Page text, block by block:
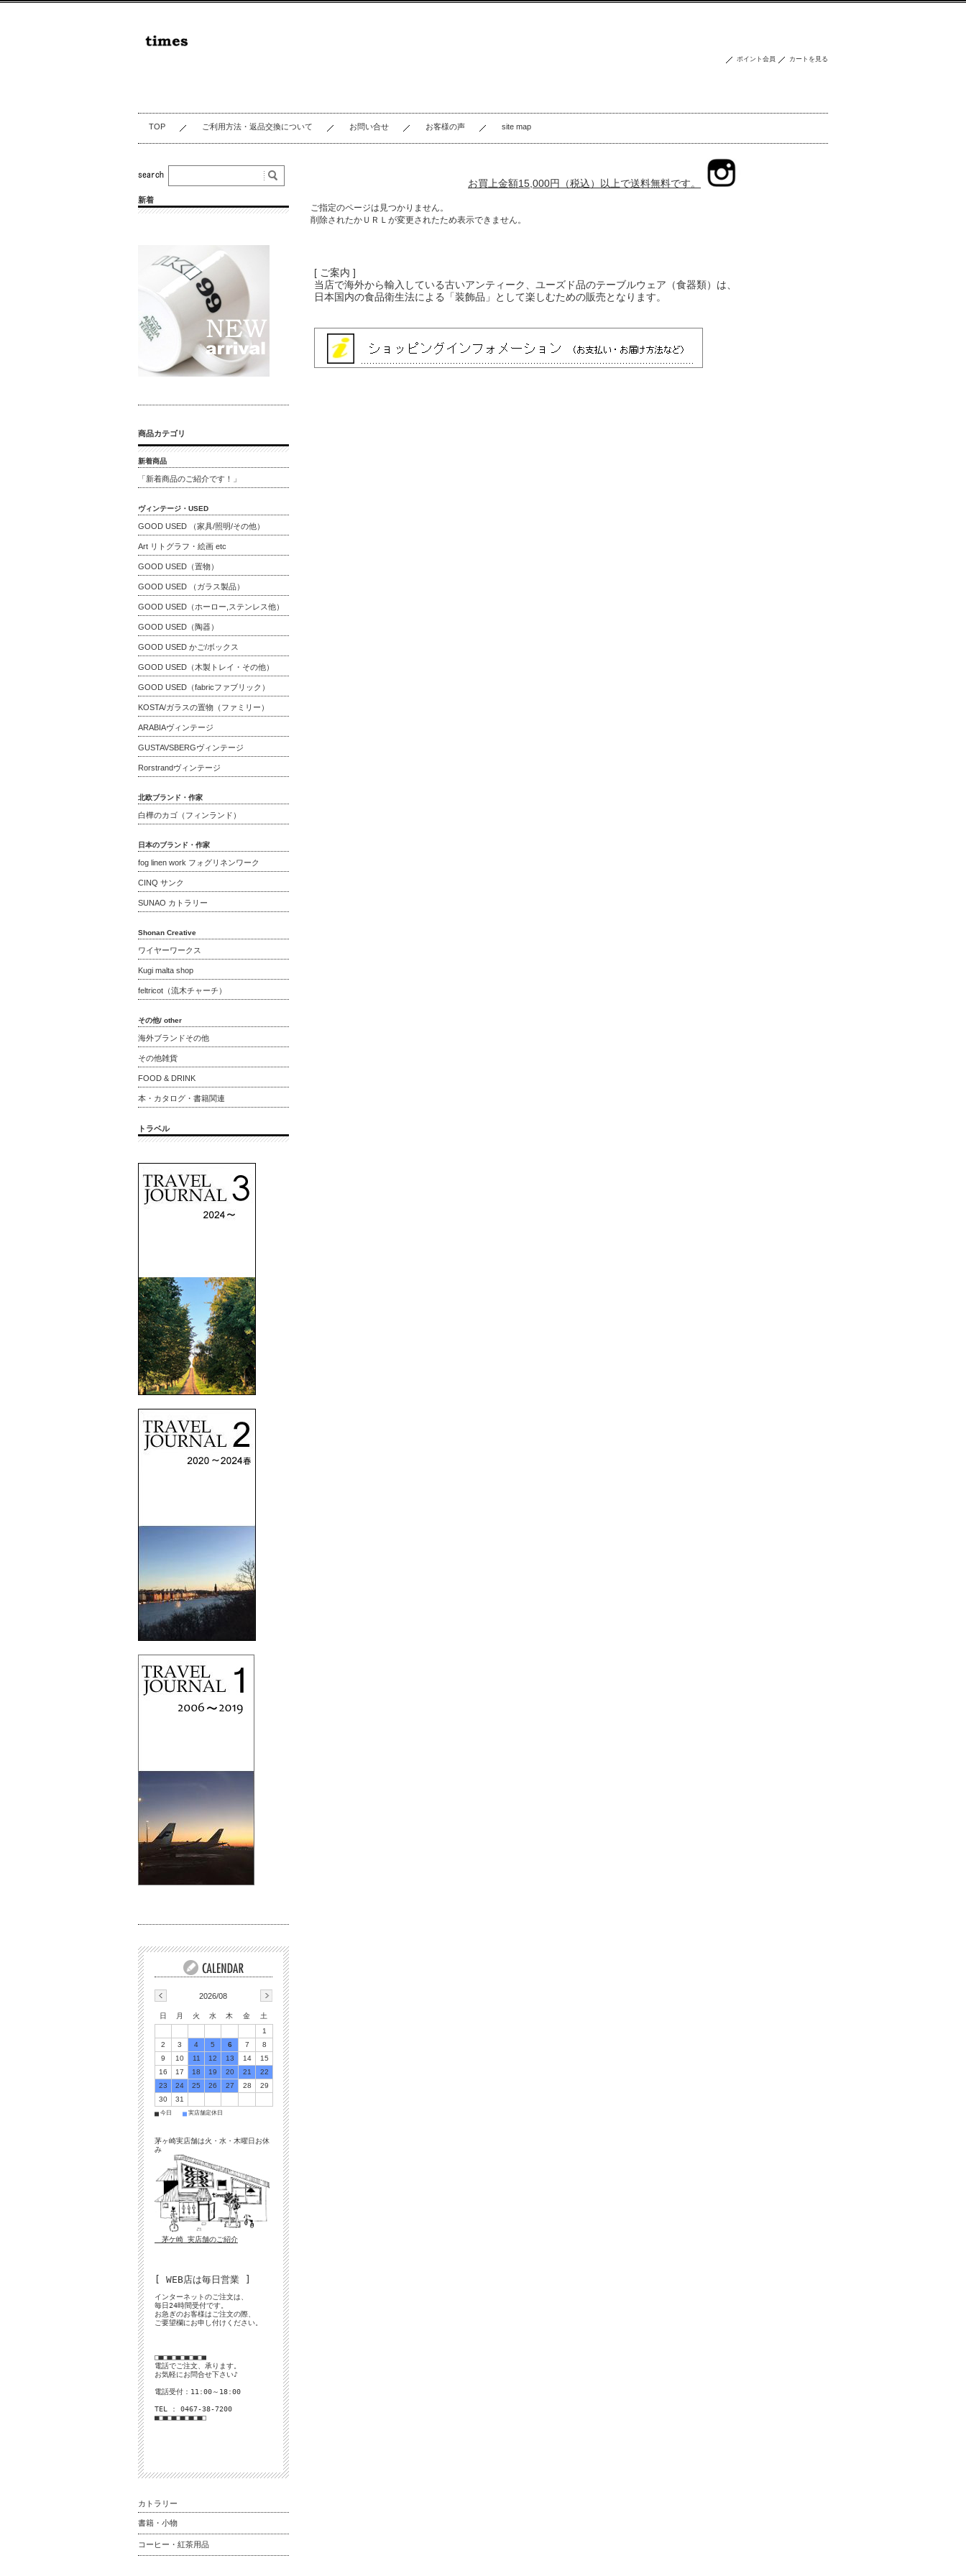
ポイント会員 カートを見る
TOP ご利用方法・返品交換について お問い合せ お客様の声 site map
お買上金額15,000円（税込）以上で送料無料です。
ご指定のページは見つかりません。
削除されたかＵＲＬが変更されたため表示できません。
[ ご案内 ]
当店で海外から輸入している古いアンティーク、ユーズド品のテーブルウェア（食器類）は、
日本国内の食品衛生法による「装飾品」として楽しむための販売となります。
新着
商品カテゴリ
新着商品
「新着商品のご紹介です！」
ヴィンテージ・USED
GOOD USED （家具/照明/その他）
Art リトグラフ・絵画 etc
GOOD USED（置物）
GOOD USED （ガラス製品）
GOOD USED（ホーロー,ステンレス他）
GOOD USED（陶器）
GOOD USED かご/ボックス
GOOD USED（木製トレイ・その他）
GOOD USED（fabricファブリック）
KOSTA/ガラスの置物（ファミリー）
ARABIAヴィンテージ
GUSTAVSBERGヴィンテージ
Rorstrandヴィンテージ
北欧ブランド・作家
白樺のカゴ（フィンランド）
日本のブランド・作家
fog linen work フォグリネンワーク
CINQ サンク
SUNAO カトラリー
Shonan Creative
ワイヤーワークス
Kugi malta shop
feltricot（流木チャーチ）
その他/ other
海外ブランドその他
その他雑貨
FOOD & DRINK
本・カタログ・書籍関連
トラベル
2026/08
日 月 火 水 木 金
土
1
2
3 4 5 6 7
8
9
10 11 12 13 14
15
16
17 18 19 20 21
22
23
24 25 26 27 28
29
30
31
■ 今日 ■ 実店舗定休日
茅ヶ崎実店舗は火・水・木曜日お休
み
茅ケ崎 実店舗のご紹介
[ WEB店は毎日営業 ]
インターネットのご注文は、
毎日24時間受付です。
お急ぎのお客様はご注文の際、
ご要望欄にお申し付けください。
□■□■□■□■□■□■
電話でご注文、承ります。
お気軽にお問合せ下さい♪
電話受付：11:00～18:00
TEL : 0467-38-7200
■□■□■□■□■□■□
カトラリー
書籍・小物
コーヒー・紅茶用品